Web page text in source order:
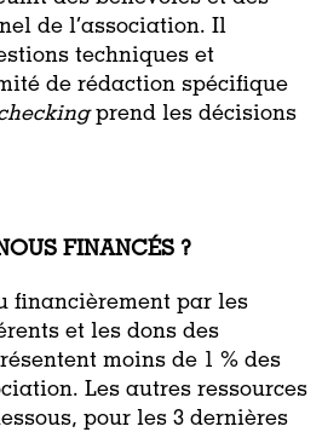
de l’association. Il
techniques et
de rédaction spécifique
prend les décisions
FINANCÉS ?
financièrement par les
et les dons des
moins de 1 % des
Les autres ressources
pour les 3 dernières